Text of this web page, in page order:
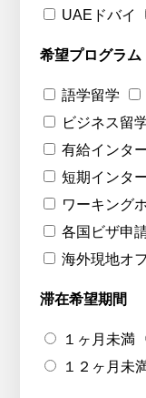
UAEドバイ
希望プログラム
語学留学
ビジネス留
有給インタ
短期インタ
ワーキング
各国ビザ申
海外現地オ
滞在希望期間
１ヶ月未満
１２ヶ月未